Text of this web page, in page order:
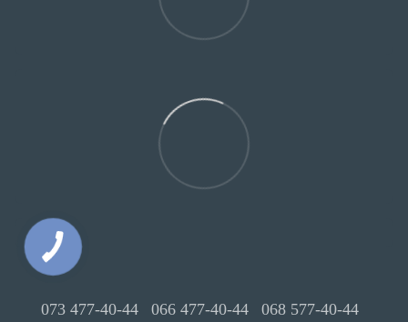
073 477-40-44 066 477-40-44 068 577-40-44